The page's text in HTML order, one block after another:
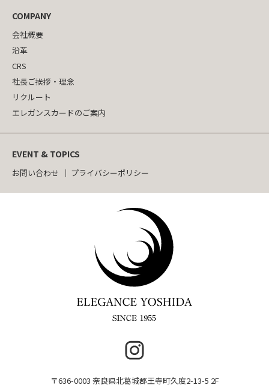
COMPANY
会社概要
沿革
CRS
社長ご挨拶・理念
リクルート
エレガンスカードのご案内
EVENT & TOPICS
お問い合わせ プライバシーポリシー
〒636-0003 奈良県北葛城郡王寺町久度2-13-5 2F